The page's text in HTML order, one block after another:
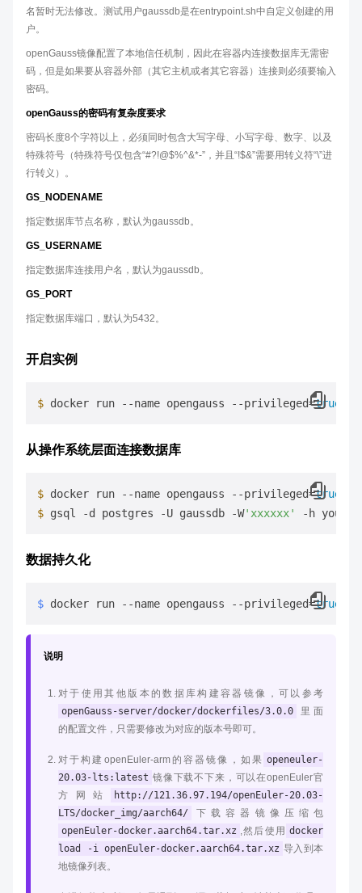
名暂时无法修改。测试用户gaussdb是在entrypoint.sh中自定义创建的用
户。
openGauss镜像配置了本地信任机制，因此在容器内连接数据库无需密
码，但是如果要从容器外部（其它主机或者其它容器）连接则必须要输入
密码。
openGauss的密码有复杂度要求
密码长度8个字符以上，必须同时包含大写字母、小写字母、数字、以及
特殊符号（特殊符号仅包含“#?!@$%^&*-”，并且“!$&”需要用转义符“\”进
行转义）。
GS_NODENAME
指定数据库节点名称，默认为gaussdb。
GS_USERNAME
指定数据库连接用户名，默认为gaussdb。
GS_PORT
指定数据库端口，默认为5432。
开启实例
$ docker run --name opengauss --privileged=true
从操作系统层面连接数据库
$ docker run --name opengauss --privileged=true
$ gsql -d postgres -U gaussdb -W'xxxxxx'
数据持久化
$ docker run --name opengauss --privileged=true
说明
对于使用其他版本的数据库构建容器镜像，可以参考
openGauss-server/docker/dockerfiles/3.0.0
里面
的配置文件，只需要修改为对应的版本号即可。
对于构建openEuler-arm的容器镜像，如果 openeuler-
20.03-lts:latest 镜像下载不下来，可以在openEuler官
方网站
http://121.36.97.194/openEuler-20.03-
LTS/docker_img/aarch64/
下载容器镜像压缩包
openEuler-docker.aarch64.tar.xz ,然后使用 docker
load -i openEuler-docker.aarch64.tar.xz 导入到本
地镜像列表。